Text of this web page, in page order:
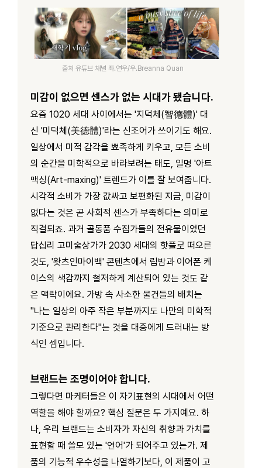
출처 유튜브 채널 좌.연우/우.Breanna Quan
미감이 없으면 센스가 없는 시대가 됐습니다.
요즘 1020 세대 사이에서는 '지덕체(智德體)' 대
신 '미덕체(美德體)'라는 신조어가 쓰이기도 해요.
일상에서 미적 감각을 뾰족하게 키우고, 모든 소비
의 순간을 미학적으로 바라보려는 태도, 일명 '아트
맥싱(Art-maxing)' 트렌드가 이를 잘 보여줍니다.
시각적 소비가 가장 값싸고 보편화된 지금, 미감이
없다는 것은 곧 사회적 센스가 부족하다는 의미로
직결되죠. 과거 골동품 수집가들의 전유물이었던
답십리 고미술상가가 2030 세대의 핫플로 떠오른
것도, '왓츠인마이백' 콘텐츠에서 립밤과 이어폰 케
이스의 색감까지 철저하게 계산되어 있는 것도 같
은 맥락이에요. 가방 속 사소한 물건들의 배치는
"나는 일상의 아주 작은 부분까지도 나만의 미학적
기준으로 관리한다"는 것을 대중에게 드러내는 방
식인 셈입니다.
브랜드는 조명이어야 합니다.
그렇다면 마케터들은 이 자기표현의 시대에서 어떤
역할을 해야 할까요? 핵심 질문은 두 가지예요. 하
나, 우리 브랜드는 소비자가 자신의 취향과 가치를
표현할 때 쓸모 있는 '언어'가 되어주고 있는가. 제
품의 기능적 우수성을 나열하기보다, 이 제품이 고